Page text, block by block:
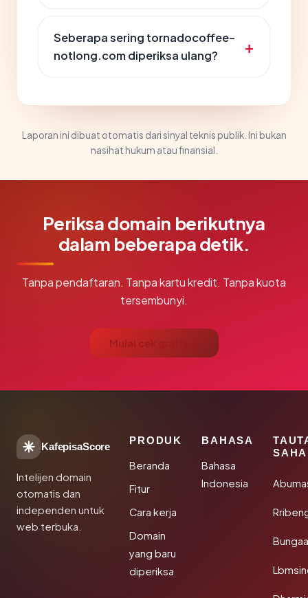
Seberapa sering tornadocoffee-
notlong.com diperiksa ulang?
Laporan ini dibuat otomatis dari sinyal teknis publik. Ini bukan
nasihat hukum atau finansial.
Periksa domain berikutnya
dalam beberapa detik.
Tanpa pendaftaran. Tanpa kartu kredit. Tanpa kuota
tersembunyi.
Mulai cek gratis →
KafepisaScore
Intelijen domain
otomatis dan
independen untuk
web terbuka.
PRODUK
Beranda
Fitur
Cara kerja
Domain
yang baru
diperiksa
BAHASA
Bahasa
Indonesia